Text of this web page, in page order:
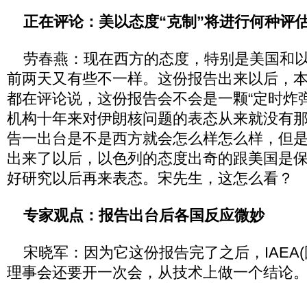
正在评论：美以态度“克制”将进行何种评
劳春燕：现在西方的态度，特别是美国和
前两天又有些不一样。这份报告出来以后，
都在评论说，这份报告会不会是一颗“定时炸
机构十年来对伊朗核问题的表态从来就没有
告一出台是不是西方就会怎么样怎么样，但
出来了以后，以色列的态度出奇的跟美国是
好研究以后再来表态。宋先生，这怎么看？
专家观点：报告出台后各国反应微妙
宋晓军：因为它这份报告完了之后，
理事会还要开一次会，从技术上做一个结论